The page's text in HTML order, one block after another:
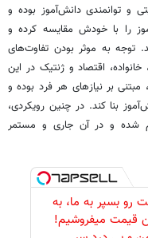
و توانمندی دانش‌­آموز بوده و
را با خودش مقایسه کرده و
توجه به موثر بودن تفاوت­‌های
اقتصاد و ژنتیک در این
بر نیازهای هر فرد بوده و
بنا ­کند. در چنین‌ رویکردی،
شده و در آن جاری و مستمر
رو بسپر به ما، به
قیمت میفروشیم!